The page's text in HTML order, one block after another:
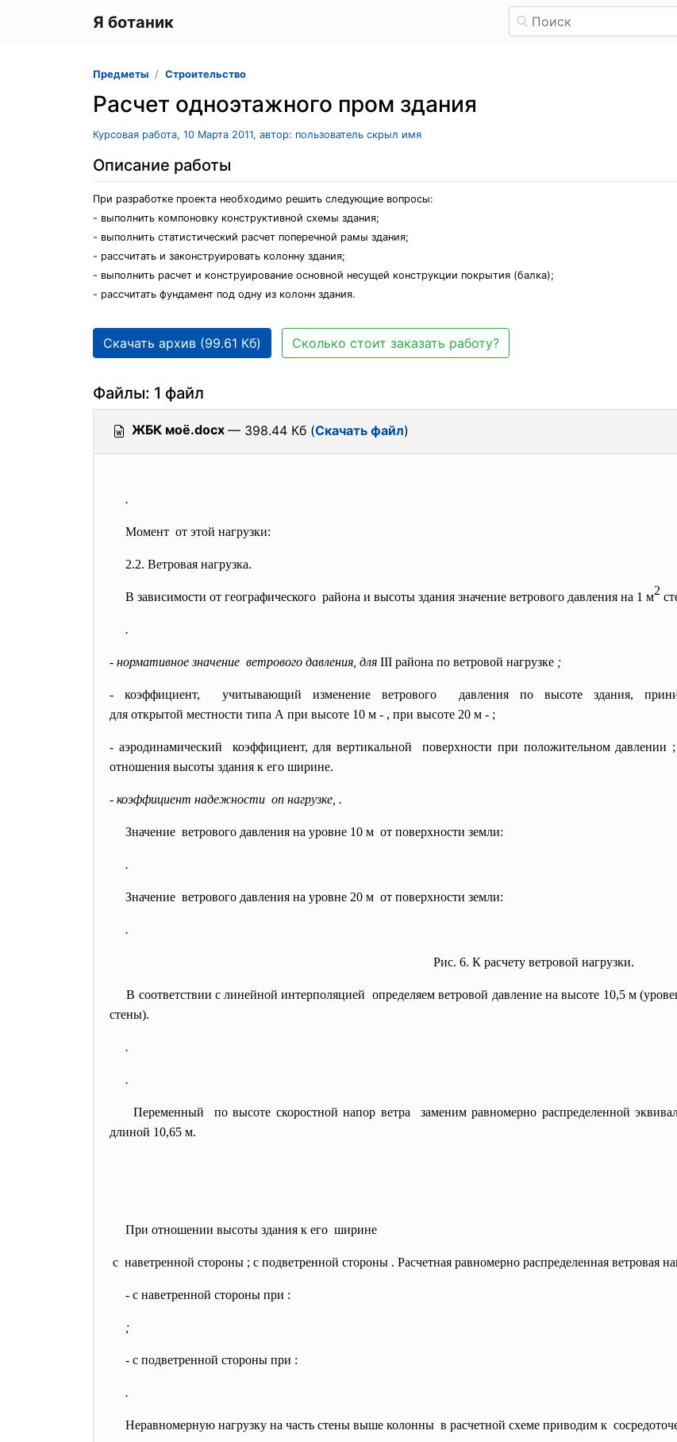
Я ботаник
Предметы Строительство
Расчет одноэтажного пром здания
Курсовая работа, 10 Марта 2011, автор: пользователь скрыл имя
Описание работы
При разработке проекта необходимо решить следующие вопросы:
- выполнить компоновку конструктивной схемы здания;
- выполнить статистический расчет поперечной рамы здания;
- рассчитать и законструировать колонну здания;
- выполнить расчет и конструирование основной несущей конструкции покрытия (балка);
- рассчитать фундамент под одну из колонн здания.
Скачать архив (99.61 Кб) Сколько стоит заказать работу?
Файлы: 1 файл
ЖБК моё.docx — 398.44 Кб (Скачать файл)
.
Момент от этой нагрузки:
2.2. Ветровая нагрузка.
В зависимости от географического района и высоты здания значение ветрового давления на 1 м2
.
- нормативное значение ветрового давления, для III района по ветровой нагрузке ;
- коэффициент, учитывающий изменение ветрового давления по высоте здания,
для открытой местности типа А при высоте 10 м - , при высоте 20 м - ;
- аэродинамический коэффициент, для вертикальной поверхности при положительном давлении
отношения высоты здания к его ширине.
- коэффициент надежности оп нагрузке, .
Значение ветрового давления на уровне 10 м от поверхности земли:
.
Значение ветрового давления на уровне 20 м от поверхности земли:
.
Рис. 6. К расчету ветровой нагрузки.
В соответствии с линейной интерполяцией определяем ветровой давление на высоте 10,5 м
стены).
.
.
Переменный по высоте скоростной напор ветра заменим равномерно распределенной
длиной 10,65 м.
При отношении высоты здания к его ширине
с наветренной стороны ; с подветренной стороны . Расчетная равномерно распределенная ветровая н
- с наветренной стороны при :
;
- с подветренной стороны при :
.
Неравномерную нагрузку на часть стены выше колонны в расчетной схеме приводим к